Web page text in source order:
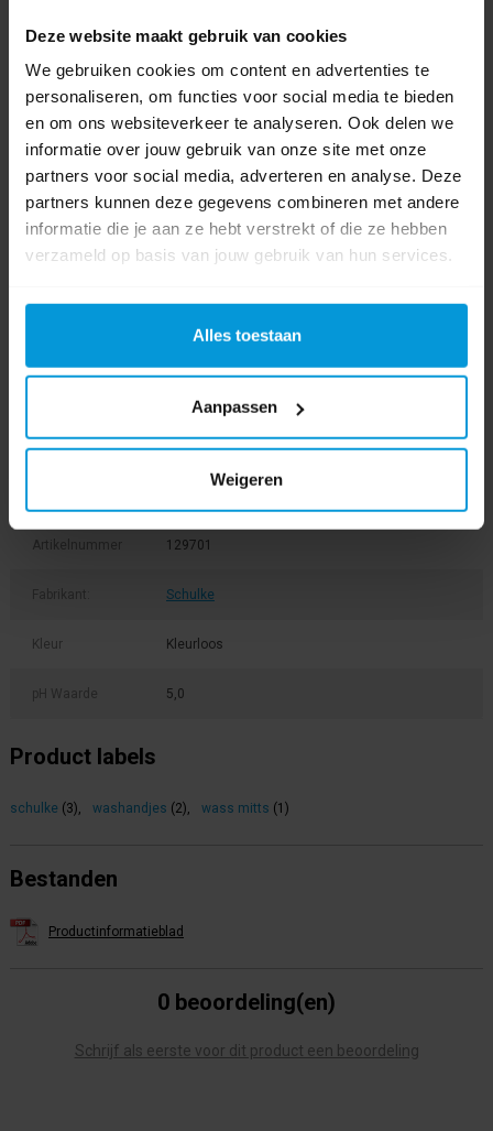
Deze website maakt gebruik van cookies
We gebruiken cookies om content en advertenties te
personaliseren, om functies voor social media te bieden
en om ons websiteverkeer te analyseren. Ook delen we
informatie over jouw gebruik van onze site met onze
partners voor social media, adverteren en analyse. Deze
partners kunnen deze gegevens combineren met andere
informatie die je aan ze hebt verstrekt of die ze hebben
verzameld op basis van jouw gebruik van hun services.
Alles toestaan
Aanpassen
Weigeren
van de ingrediënten. Bij langdurig dagelijks gebruik wordt
aangeraden om wekelijks te wassen met waslotion en water.
Chemisch-fysische gegevens
Kleur: kleurloos
Dichtheid: circa 1,0 g/cm3 / 20 °C
Viscositeit, dynamisch: gelijk aan water
Product specificaties
Artikelnummer 129701
Fabrikant: Schulke
Kleur Kleurloos
pH Waarde 5,0
Product labels
schulke (3), washandjes (2), wass mitts (1)
Bestanden
Productinformatieblad
0 beoordeling(en)
Schrijf als eerste voor dit product een beoordeling